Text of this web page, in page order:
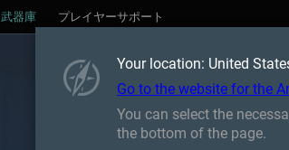
武器庫 プレイヤーサポート
Your location: United
Go to the website for the
You can select the
the bottom of the page.